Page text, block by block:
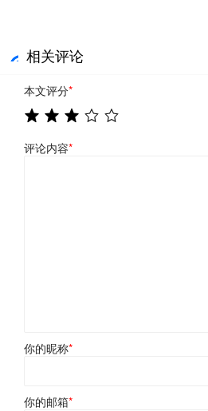
相关评论
本文评分*
评论内容*
你的昵称*
你的邮箱*